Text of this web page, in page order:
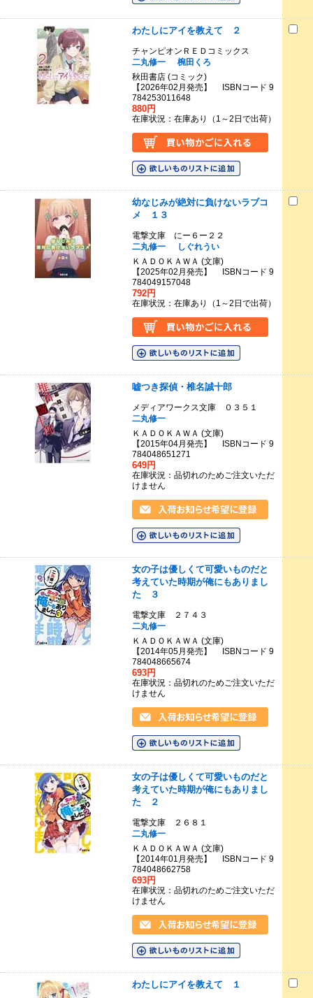
わたしにアイを教えて ２
チャンピオンＲＥＤコミックス
二丸修一
椀田くろ
秋田書店 (コミック)
【2026年02月発売】 ISBNコード 9
784253011648
880円
在庫状況：在庫あり（1～2日で出荷）
幼なじみが絶対に負けないラブコ
メ １３
電撃文庫 にー６ー２２
二丸修一
しぐれうい
ＫＡＤＯＫＡＷＡ (文庫)
【2025年02月発売】 ISBNコード 9
784049157048
792円
在庫状況：在庫あり（1～2日で出荷）
嘘つき探偵・椎名誠十郎
メディアワークス文庫 ０３５１
二丸修一
ＫＡＤＯＫＡＷＡ (文庫)
【2015年04月発売】 ISBNコード 9
784048651271
649円
在庫状況：品切れのためご注文いただ
けません
女の子は優しくて可愛いものだと
考えていた時期が俺にもありまし
た ３
電撃文庫 ２７４３
二丸修一
ＫＡＤＯＫＡＷＡ (文庫)
【2014年05月発売】 ISBNコード 9
784048665674
693円
在庫状況：品切れのためご注文いただ
けません
女の子は優しくて可愛いものだと
考えていた時期が俺にもありまし
た ２
電撃文庫 ２６８１
二丸修一
ＫＡＤＯＫＡＷＡ (文庫)
【2014年01月発売】 ISBNコード 9
784048662758
693円
在庫状況：品切れのためご注文いただ
けません
わたしにアイを教えて １